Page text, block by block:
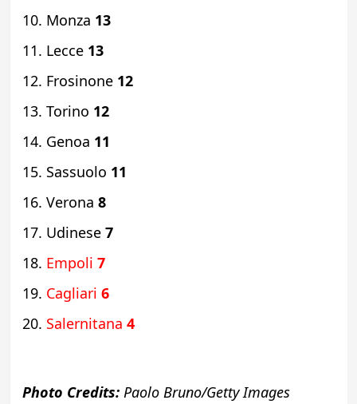
Monza 13
Lecce 13
Frosinone 12
Torino 12
Genoa 11
Sassuolo 11
Verona 8
Udinese 7
Empoli 7
Cagliari 6
Salernitana 4
Photo Credits:Paolo Bruno/Getty Images